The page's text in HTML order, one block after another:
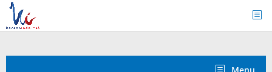
Skip
content